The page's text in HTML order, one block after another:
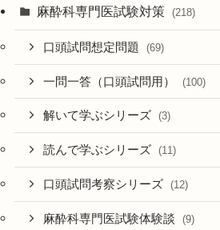
麻酔科専門医試験対策 (218)
口頭試問想定問題 (69)
一問一答（口頭試問用） (100)
解いて学ぶシリーズ (3)
読んで学ぶシリーズ (11)
口頭試問考察シリーズ (12)
麻酔科専門医試験体験談 (9)